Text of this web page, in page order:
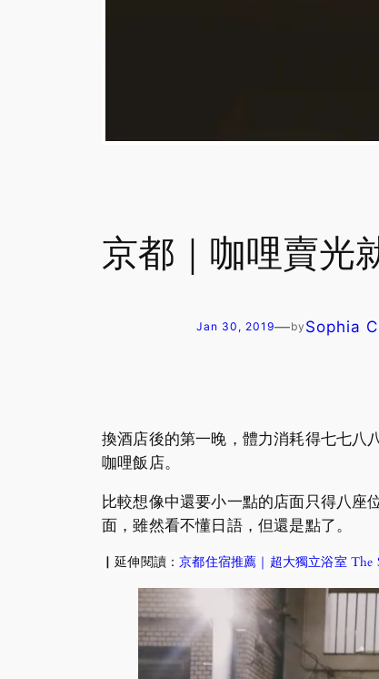
京都｜咖哩賣光
Jan 30, 2019—by Sophia
換酒店後的第一晚，體力消耗得七七八
咖哩飯店。
比較想像中還要小一點的店面只得八座
面，雖然看不懂日語，但還是點了。
▏延伸閱讀：京都住宿推薦｜超大獨立浴室